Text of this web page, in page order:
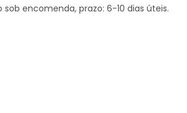
encomenda, prazo: 6-10 dias úteis.